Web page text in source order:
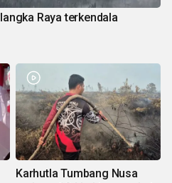
Raya terkendala
Karhutla Tumbang Nusa